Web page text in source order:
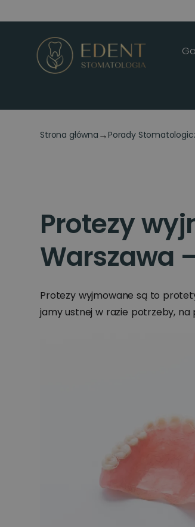
Strona główna →Porady
Protezy
Warszawa
Protezy wyjmowane są to
jamy ustnej w razie potrzeby, na